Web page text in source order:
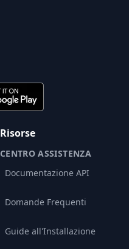
Risorse
CENTRO ASSISTENZA
Documentazione API
Domande Frequenti
Guide all'Installazione